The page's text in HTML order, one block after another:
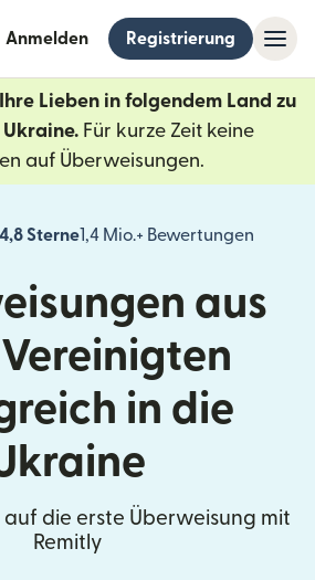
Anmelden Registrierung
Lieben in folgendem Land zu
Für kurze Zeit keine
auf Überweisungen.
Sterne1,4 Mio.+ Bewertungen
aus
in die
auf die erste Überweisung mit
Remitly